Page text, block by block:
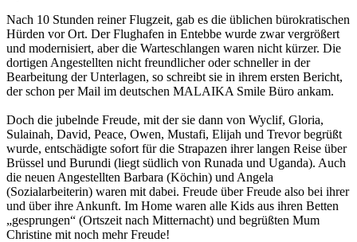
Nach 10 Stunden reiner Flugzeit, gab es die üblichen bürokratischen
Hürden vor Ort. Der Flughafen in Entebbe wurde zwar vergrößert
und modernisiert, aber die Warteschlangen waren nicht kürzer. Die
dortigen Angestellten nicht freundlicher oder schneller in der
Bearbeitung der Unterlagen, so schreibt sie in ihrem ersten Bericht,
der schon per Mail im deutschen MALAIKA Smile Büro ankam.
Doch die jubelnde Freude, mit der sie dann von Wyclif, Gloria,
Sulainah, David, Peace, Owen, Mustafi, Elijah und Trevor begrüßt
wurde, entschädigte sofort für die Strapazen ihrer langen Reise über
Brüssel und Burundi (liegt südlich von Runada und Uganda). Auch
die neuen Angestellten Barbara (Köchin) und Angela
(Sozialarbeiterin) waren mit dabei. Freude über Freude also bei ihrer
und über ihre Ankunft. Im Home waren alle Kids aus ihren Betten
„gesprungen“ (Ortszeit nach Mitternacht) und begrüßten Mum
Christine mit noch mehr Freude!